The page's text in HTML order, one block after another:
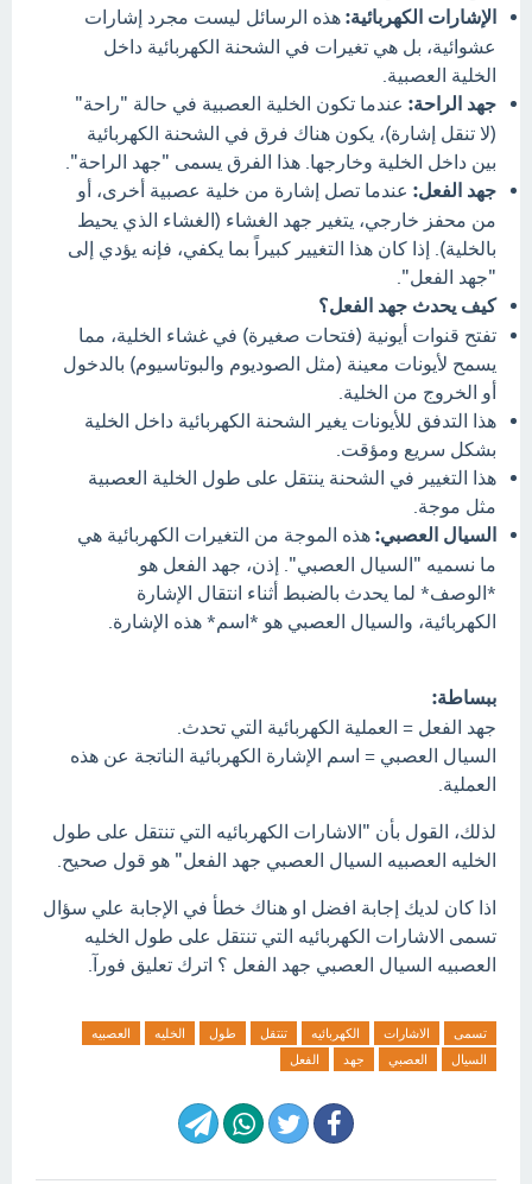
الإشارات الكهربائية: هذه الرسائل ليست مجرد إشارات
عشوائية، بل هي تغيرات في الشحنة الكهربائية داخل
الخلية العصبية.
جهد الراحة: عندما تكون الخلية العصبية في حالة "راحة"
(لا تنقل إشارة)، يكون هناك فرق في الشحنة الكهربائية
بين داخل الخلية وخارجها. هذا الفرق يسمى "جهد الراحة".
جهد الفعل: عندما تصل إشارة من خلية عصبية أخرى، أو
من محفز خارجي، يتغير جهد الغشاء (الغشاء الذي يحيط
بالخلية). إذا كان هذا التغيير كبيراً بما يكفي، فإنه يؤدي إلى
"جهد الفعل".
كيف يحدث جهد الفعل؟
تفتح قنوات أيونية (فتحات صغيرة) في غشاء الخلية، مما
يسمح لأيونات معينة (مثل الصوديوم والبوتاسيوم) بالدخول
أو الخروج من الخلية.
هذا التدفق للأيونات يغير الشحنة الكهربائية داخل الخلية
بشكل سريع ومؤقت.
هذا التغيير في الشحنة ينتقل على طول الخلية العصبية
مثل موجة.
السيال العصبي: هذه الموجة من التغيرات الكهربائية هي
ما نسميه "السيال العصبي". إذن، جهد الفعل هو
*الوصف* لما يحدث بالضبط أثناء انتقال الإشارة
الكهربائية، والسيال العصبي هو *اسم* هذه الإشارة.
ببساطة:
جهد الفعل = العملية الكهربائية التي تحدث.
السيال العصبي = اسم الإشارة الكهربائية الناتجة عن هذه
العملية.
لذلك، القول بأن "الاشارات الكهربائيه التي تنتقل على طول
الخليه العصبيه السيال العصبي جهد الفعل" هو قول صحيح.
اذا كان لديك إجابة افضل او هناك خطأ في الإجابة علي سؤال
تسمى الاشارات الكهربائيه التي تنتقل على طول الخليه
العصبيه السيال العصبي جهد الفعل ؟ اترك تعليق فورآ.
تسمى الاشارات الكهربائيه تنتقل طول الخليه
العصبيه
السيال
العصبي جهد الفعل